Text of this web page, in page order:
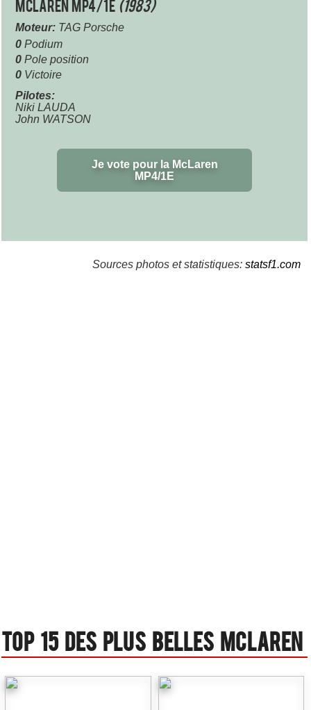
McLaren MP4/1E (1983)
Moteur: TAG Porsche
0 Podium
0 Pole position
0 Victoire
Pilotes:
Niki LAUDA
John WATSON
Je vote pour la McLaren
MP4/1E
Sources photos et statistiques: statsf1.com
Top 15 des plus belles Mclaren